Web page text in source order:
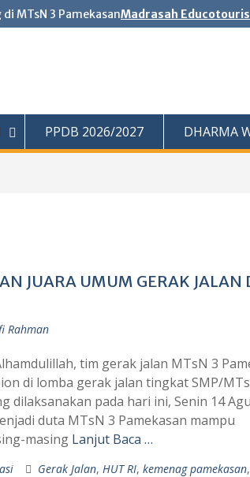
MTsN 3 PamekasanMadrasah
PPDB 2026/2027 DHARMA
JUARA UMUM GERAK JALAN
Rahman
tim gerak jalan MTsN 3
di lomba gerak jalan tingkat SMP/
dilaksanakan pada hari ini, Senin 14
duta MTsN 3 Pamekasan mampu
masing Lanjut Baca …
Gerak Jalan, HUT RI, kemenag pamekasan,